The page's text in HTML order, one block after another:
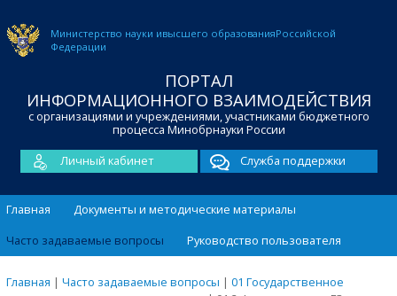
Министерство науки ивысшего образованияРоссийской
Федерации
ПОРТАЛ
ИНФОРМАЦИОННОГО ВЗАИМОДЕЙСТВИЯ
с организациями и учреждениями, участниками бюджетного
процесса Минобрнауки России
Личный кабинет
Служба поддержки
Главная
Документы и методические материалы
Часто задаваемые вопросы
Руководство пользователя
Главная | Часто задаваемые вопросы | 01 Государственное